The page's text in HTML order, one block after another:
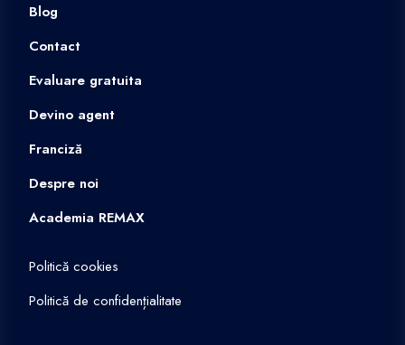
Blog
Contact
Evaluare gratuita
Devino agent
Franciză
Despre noi
Academia REMAX
Politică cookies
Politică de confidențialitate